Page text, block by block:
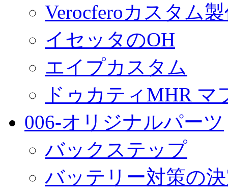
Verocferoカスタム
イセッタのOH
エイプカスタム
ドゥカティMHR マ
006-オリジナルパーツ
バックステップ
バッテリー対策の